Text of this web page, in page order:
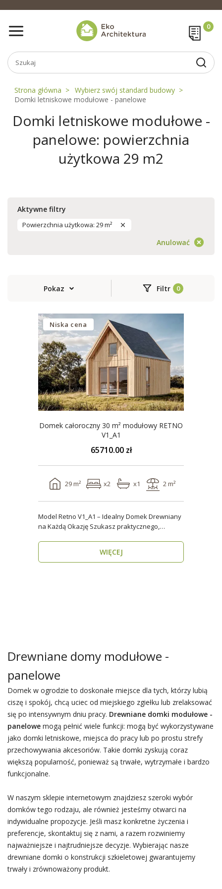
Strona główna
Wybierz swój standard budowy
Domki letniskowe modułowe - panelowe
Domki letniskowe modułowe -
panelowe: powierzchnia
użytkowa 29 m2
Aktywne filtry
Powierzchnia użytkowa: 29 m²
Anulować
Pokaz Filtr
Niska cena
Domek całoroczny 30 m² modułowy RETNO
V1_A1
65710.00 zł
29 m² x2 x1 2 m²
Model Retno V1_A1 – Idealny Domek Drewniany
na Każdą Okazję Szukasz praktycznego,
WIĘCEJ
Drewniane domy modułowe -
panelowe
Domek w ogrodzie to doskonałe miejsce dla tych, którzy lubią
ciszę i spokój, chcą uciec od miejskiego zgiełku lub zrelaksować
się po intensywnym dniu pracy. Drewniane domki modułowe -
panelowe mogą pełnić wiele funkcji: mogą być wykorzystywane
jako domki letniskowe, miejsca do pracy lub po prostu strefy
przechowywania akcesoriów. Takie domki zyskują coraz
większą popularność, ponieważ są trwałe, wytrzymałe i bardzo
funkcjonalne.
W naszym sklepie internetowym znajdziesz szeroki wybór
domków tego rodzaju, ale również jesteśmy otwarci na
indywidualne propozycje. Jeśli masz konkretne życzenia i
preferencje, skontaktuj się z nami, a razem rozwiniemy
najważniejsze i najtrudniejsze decyzje. Wybierając nasze
drewniane domki o konstrukcji szkieletowej gwarantujemy
trwały i zrównoważony produkt.